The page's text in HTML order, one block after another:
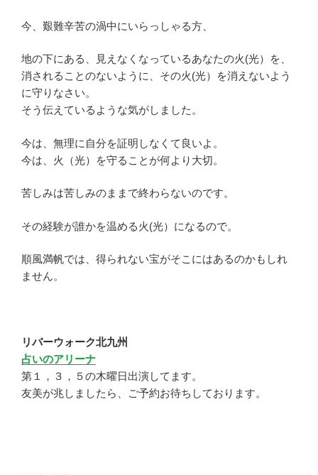
今、艱難辛苦の渦中にいらっしゃる方、
地の下にある、見えなくなっているあなたの火(光）を、
消されることのないように、その火(光）を消えないよう
に守りなさい。
そう伝えているような気がしました。
今は、無理に自分を証明しなくて良いよ。
今は、火（光）を守ることが何より大切。
苦しみは苦しみのままで終わらないのです。
その経験が誰かを温める火(光）になるので。
順風満帆では、得られない宝がそこにはあるのかもしれ
ません。
リバーウォーク北九州
占いのアリーナ
第１，３，５の木曜日出演してます。
友美が兆しましたら、ご予約お待ちしております。